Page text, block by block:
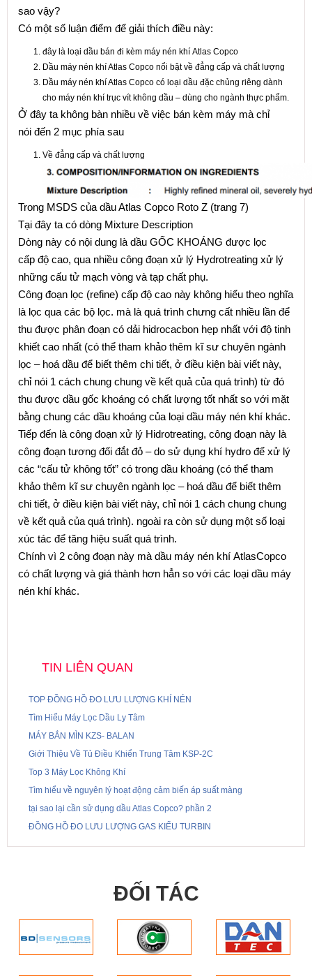
sao vậy?
Có một số luận điểm để giải thích điều này:
đây là loại dầu bán đi kèm máy nén khí Atlas Copco
Dầu máy nén khí Atlas Copco nổi bật về đẳng cấp và chất lượng
Dầu máy nén khí Atlas Copco có loại dầu đặc chủng riêng dành
cho máy nén khí trục vít không dầu – dùng cho ngành thực phẩm.
Ở đây ta không bàn nhiều về việc bán kèm máy mà chỉ
nói đến 2 mục phía sau
Về đẳng cấp và chất lượng
Trong MSDS của dầu Atlas Copco Roto Z (trang 7)
Tại đây ta có dòng Mixture Description
Dòng này có nội dung là dầu GỐC KHOÁNG được lọc
cấp độ cao, qua nhiều công đoạn xử lý Hydrotreating xử lý
những cấu tử mạch vòng và tạp chất phụ.
Công đoạn lọc (refine) cấp độ cao này không hiểu theo nghĩa
là lọc qua các bộ lọc. mà là quá trình chưng cất nhiều lần để
thu được phân đoạn có dải hidrocacbon hẹp nhất với độ tinh
khiết cao nhất (có thể tham khảo thêm kĩ sư chuyên ngành
lọc – hoá dầu để biết thêm chi tiết, ở điều kiện bài viết này,
chỉ nói 1 cách chung chung về kết quả của quá trình) từ đó
thu được dầu gốc khoáng có chất lượng tốt nhất so với mặt
bằng chung các dầu khoáng của loại dầu máy nén khí khác.
Tiếp đến là công đoạn xử lý Hidrotreating, công đoạn này là
công đoạn tương đối đắt đỏ – do sử dụng khí hydro để xử lý
các “cấu tử không tốt” có trong dầu khoáng (có thể tham
khảo thêm kĩ sư chuyên ngành lọc – hoá dầu để biết thêm
chi tiết, ở điều kiện bài viết này, chỉ nói 1 cách chung chung
về kết quả của quá trình). ngoài ra còn sử dụng một số loại
xúc tác để tăng hiệu suất quá trình.
Chính vì 2 công đoạn này mà dầu máy nén khí AtlasCopco
có chất lượng và giá thành hơn hẳn so với các loại dầu máy
nén khí khác.
TIN LIÊN QUAN
TOP ĐỒNG HỒ ĐO LƯU LƯỢNG KHÍ NÉN
Tìm Hiểu Máy Lọc Dầu Ly Tâm
MÁY BẮN MÌN KZS- BALAN
Giới Thiệu Về Tủ Điều Khiển Trung Tâm KSP-2C
Top 3 Máy Lọc Không Khí
Tìm hiểu về nguyên lý hoạt động cảm biến áp suất màng
tại sao lại cần sử dụng dầu Atlas Copco? phần 2
ĐỒNG HỒ ĐO LƯU LƯỢNG GAS KIỂU TURBIN
ĐỐI TÁC